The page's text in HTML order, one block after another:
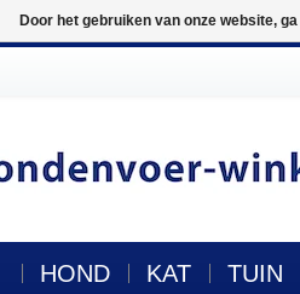
HOND KAT TUIN
Door het gebruiken van onze website,